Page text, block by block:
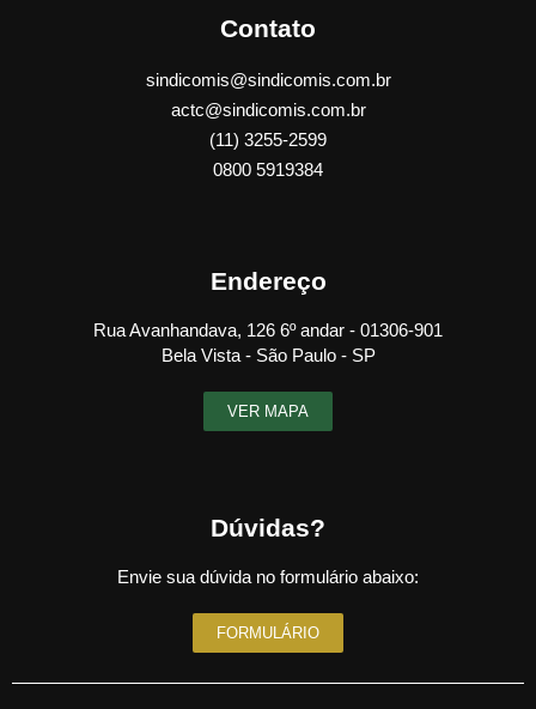
Contato
sindicomis@sindicomis.com.br
actc@sindicomis.com.br
(11) 3255-2599
0800 5919384
Endereço
Rua Avanhandava, 126 6º andar - 01306-901
Bela Vista - São Paulo - SP
VER MAPA
Dúvidas?
Envie sua dúvida no formulário abaixo:
FORMULÁRIO